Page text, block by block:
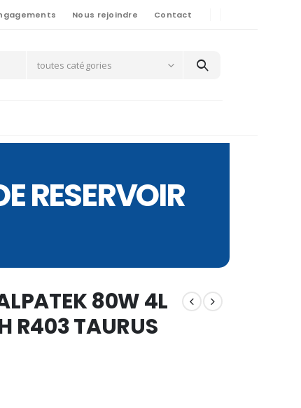
Nous rejoindre Contact
toutes catégories
RESERVOIR
80W 4L
R403 TAURUS